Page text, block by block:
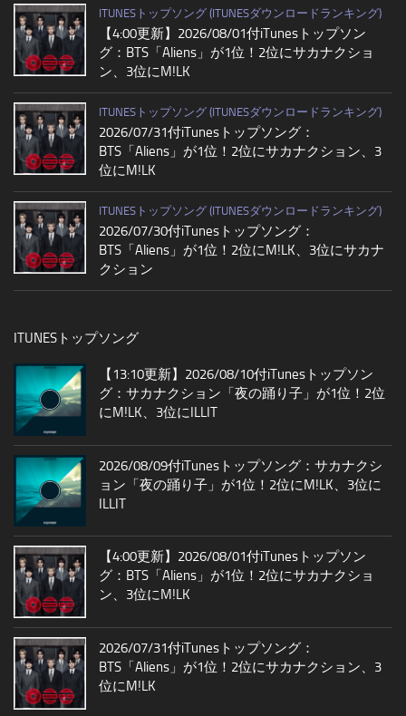
ITUNESトップソング (ITUNESダウンロードランキング)
【4:00更新】2026/08/01付iTunesトップソン
グ：BTS「Aliens」が1位！2位にサカナクショ
ン、3位にM!LK
ITUNESトップソング (ITUNESダウンロードランキング)
2026/07/31付iTunesトップソング：
BTS「Aliens」が1位！2位にサカナクション、3
位にM!LK
ITUNESトップソング (ITUNESダウンロードランキング)
2026/07/30付iTunesトップソング：
BTS「Aliens」が1位！2位にM!LK、3位にサカナ
クション
ITUNESトップソング
【13:10更新】2026/08/10付iTunesトップソン
グ：サカナクション「夜の踊り子」が1位！2位
にM!LK、3位にILLIT
2026/08/09付iTunesトップソング：サカナクシ
ョン「夜の踊り子」が1位！2位にM!LK、3位に
ILLIT
【4:00更新】2026/08/01付iTunesトップソン
グ：BTS「Aliens」が1位！2位にサカナクショ
ン、3位にM!LK
2026/07/31付iTunesトップソング：
BTS「Aliens」が1位！2位にサカナクション、3
位にM!LK